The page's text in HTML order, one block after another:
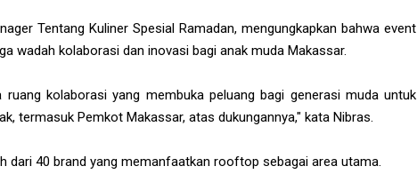
Tentang Kuliner Spesial Ramadan, mengungkapkan bahwa event
wadah kolaborasi dan inovasi bagi anak muda Makassar.
kolaborasi yang membuka peluang bagi generasi muda untuk
termasuk Pemkot Makassar, atas dukungannya," kata Nibras.
dari 40 brand yang memanfaatkan rooftop sebagai area utama.